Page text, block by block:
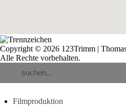
Copyright © 2026 123Trimm |
Alle Rechte vorbehalten.
Filmproduktion